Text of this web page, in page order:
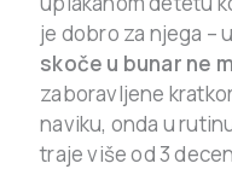
je dobro za njega –
skoče u bunar ne
zaboravljene
naviku, onda u
traje više od 3